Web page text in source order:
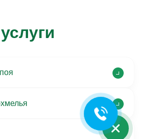
Ольга Кравченко
услуги